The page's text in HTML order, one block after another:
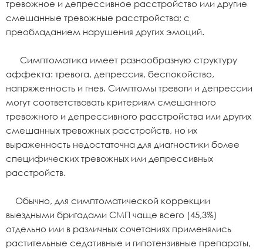
тревожное и депрессивное расстройство или другие
смешанные тревожные расстройства; с
преобладанием нарушения других эмоций.
Симптоматика имеет разнообразную структуру
аффекта: тревога, депрессия, беспокойство,
напряженность и гнев. Симптомы тревоги и депрессии
могут соответствовать критериям смешанного
тревожного и депрессивного расстройства или других
смешанных тревожных расстройств, но их
выраженность недостаточна для диагностики более
специфических тревожных или депрессивных
расстройств.
Обычно, для симптоматической коррекции
выездными бригадами СМП чаще всего (45,3%)
отдельно или в различных сочетаниях применялись
растительные седативные и гипотензивные препараты,